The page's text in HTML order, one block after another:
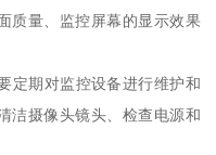
质量、监控屏幕的显示效果
定期对监控设备进行维护和
洁摄像头镜头、检查电源和